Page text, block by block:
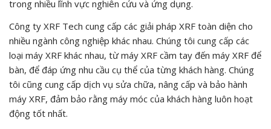
trong nhiều lĩnh vực nghiên cứu và ứng dụng.
Công ty XRF Tech cung cấp các giải pháp XRF toàn diện cho
nhiều ngành công nghiệp khác nhau. Chúng tôi cung cấp các
loại máy XRF khác nhau, từ máy XRF cầm tay đến máy XRF để
bàn, để đáp ứng nhu cầu cụ thể của từng khách hàng. Chúng
tôi cũng cung cấp dịch vụ sửa chữa, nâng cấp và bảo hành
máy XRF, đảm bảo rằng máy móc của khách hàng luôn hoạt
động tốt nhất.